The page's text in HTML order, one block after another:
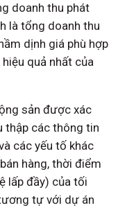
doanh thu phát
là tổng doanh thu
dịnh giá phù hợp
quả nhất của
sản được xác
thập các thông tin
các yếu tố khác
hàng, thời điểm
lấp đầy) của tối
tự với dự án